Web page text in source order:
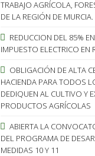
TRABAJO AGRÍCOLA,
DE LA REGIÓN DE MURCIA.
REDUCCION DEL 85%
IMPUESTO ELECTRICO EN
OBLIGACIÓN DE ALTA
HACIENDA PARA TODOS
DEDIQUEN AL CULTIVO Y
PRODUCTOS AGRÍCOLAS
ABIERTA LA
DEL PROGRAMA DE
MEDIDAS 10 Y 11